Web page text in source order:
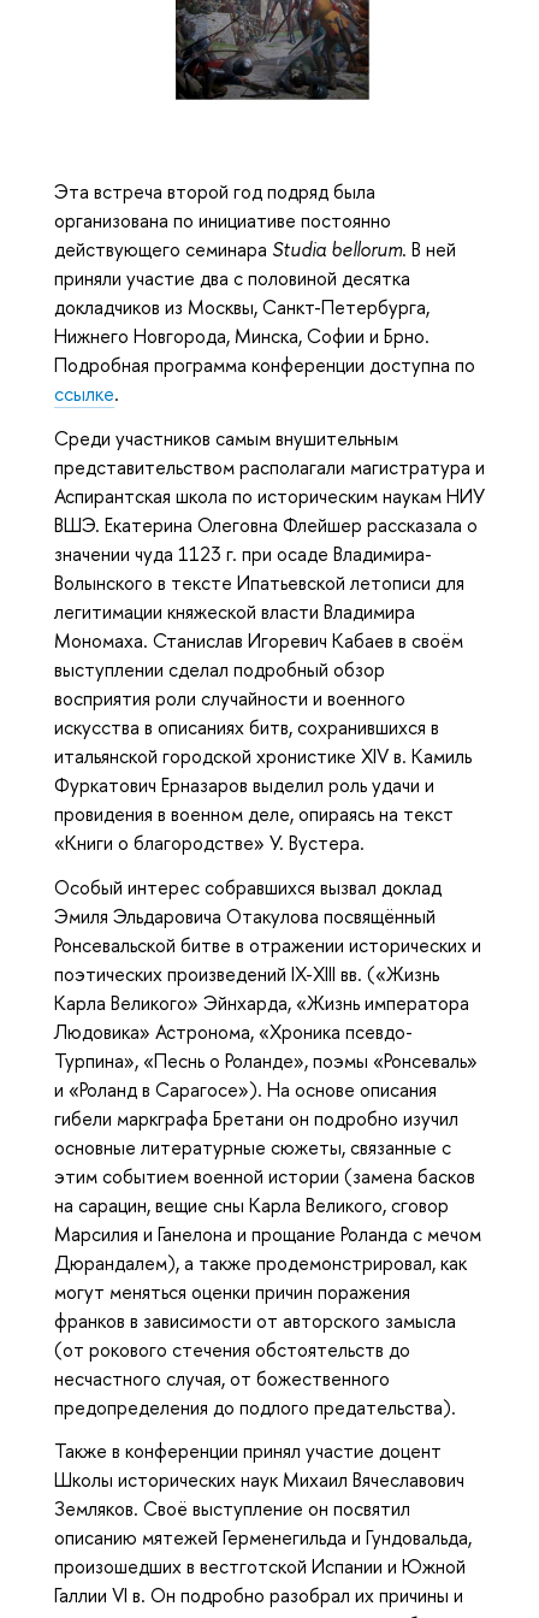
Эта встреча второй год подряд была
организована по инициативе постоянно
действующего семинара Studia bellorum. В ней
приняли участие два с половиной десятка
докладчиков из Москвы, Санкт-Петербурга,
Нижнего Новгорода, Минска, Софии и Брно.
Подробная программа конференции доступна по
ссылке.
Среди участников самым внушительным
представительством располагали магистратура и
Аспирантская школа по историческим наукам НИУ
ВШЭ. Екатерина Олеговна Флейшер рассказала о
значении чуда 1123 г. при осаде Владимира-
Волынского в тексте Ипатьевской летописи для
легитимации княжеской власти Владимира
Мономаха. Станислав Игоревич Кабаев в своём
выступлении сделал подробный обзор
восприятия роли случайности и военного
искусства в описаниях битв, сохранившихся в
итальянской городской хронистике XIV в. Камиль
Фуркатович Ерназаров выделил роль удачи и
провидения в военном деле, опираясь на текст
«Книги о благородстве» У. Вустера.
Особый интерес собравшихся вызвал доклад
Эмиля Эльдаровича Отакулова посвящённый
Ронсевальской битве в отражении исторических и
поэтических произведений IX-XIII вв. («Жизнь
Карла Великого» Эйнхарда, «Жизнь императора
Людовика» Астронома, «Хроника псевдо-
Турпина», «Песнь о Роланде», поэмы «Ронсеваль»
и «Роланд в Сарагосе»). На основе описания
гибели маркграфа Бретани он подробно изучил
основные литературные сюжеты, связанные с
этим событием военной истории (замена басков
на сарацин, вещие сны Карла Великого, сговор
Марсилия и Ганелона и прощание Роланда с мечом
Дюрандалем), а также продемонстрировал, как
могут меняться оценки причин поражения
франков в зависимости от авторского замысла
(от рокового стечения обстоятельств до
несчастного случая, от божественного
предопределения до подлого предательства).
Также в конференции принял участие доцент
Школы исторических наук Михаил Вячеславович
Земляков. Своё выступление он посвятил
описанию мятежей Герменегильда и Гундовальда,
произошедших в вестготской Испании и Южной
Галлии VI в. Он подробно разобрал их причины и